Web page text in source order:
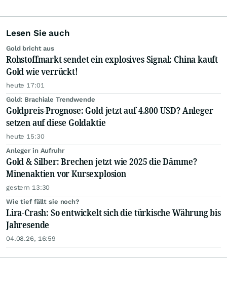
Lesen Sie auch
Gold bricht aus
Rohstoffmarkt sendet ein explosives Signal: China kauft
Gold wie verrückt!
heute 17:01
Gold: Brachiale Trendwende
Goldpreis-Prognose: Gold jetzt auf 4.800 USD? Anleger
setzen auf diese Goldaktie
heute 15:30
Anleger in Aufruhr
Gold & Silber: Brechen jetzt wie 2025 die Dämme?
Minenaktien vor Kursexplosion
gestern 13:30
Wie tief fällt sie noch?
Lira-Crash: So entwickelt sich die türkische Währung bis
Jahresende
04.08.26, 16:59